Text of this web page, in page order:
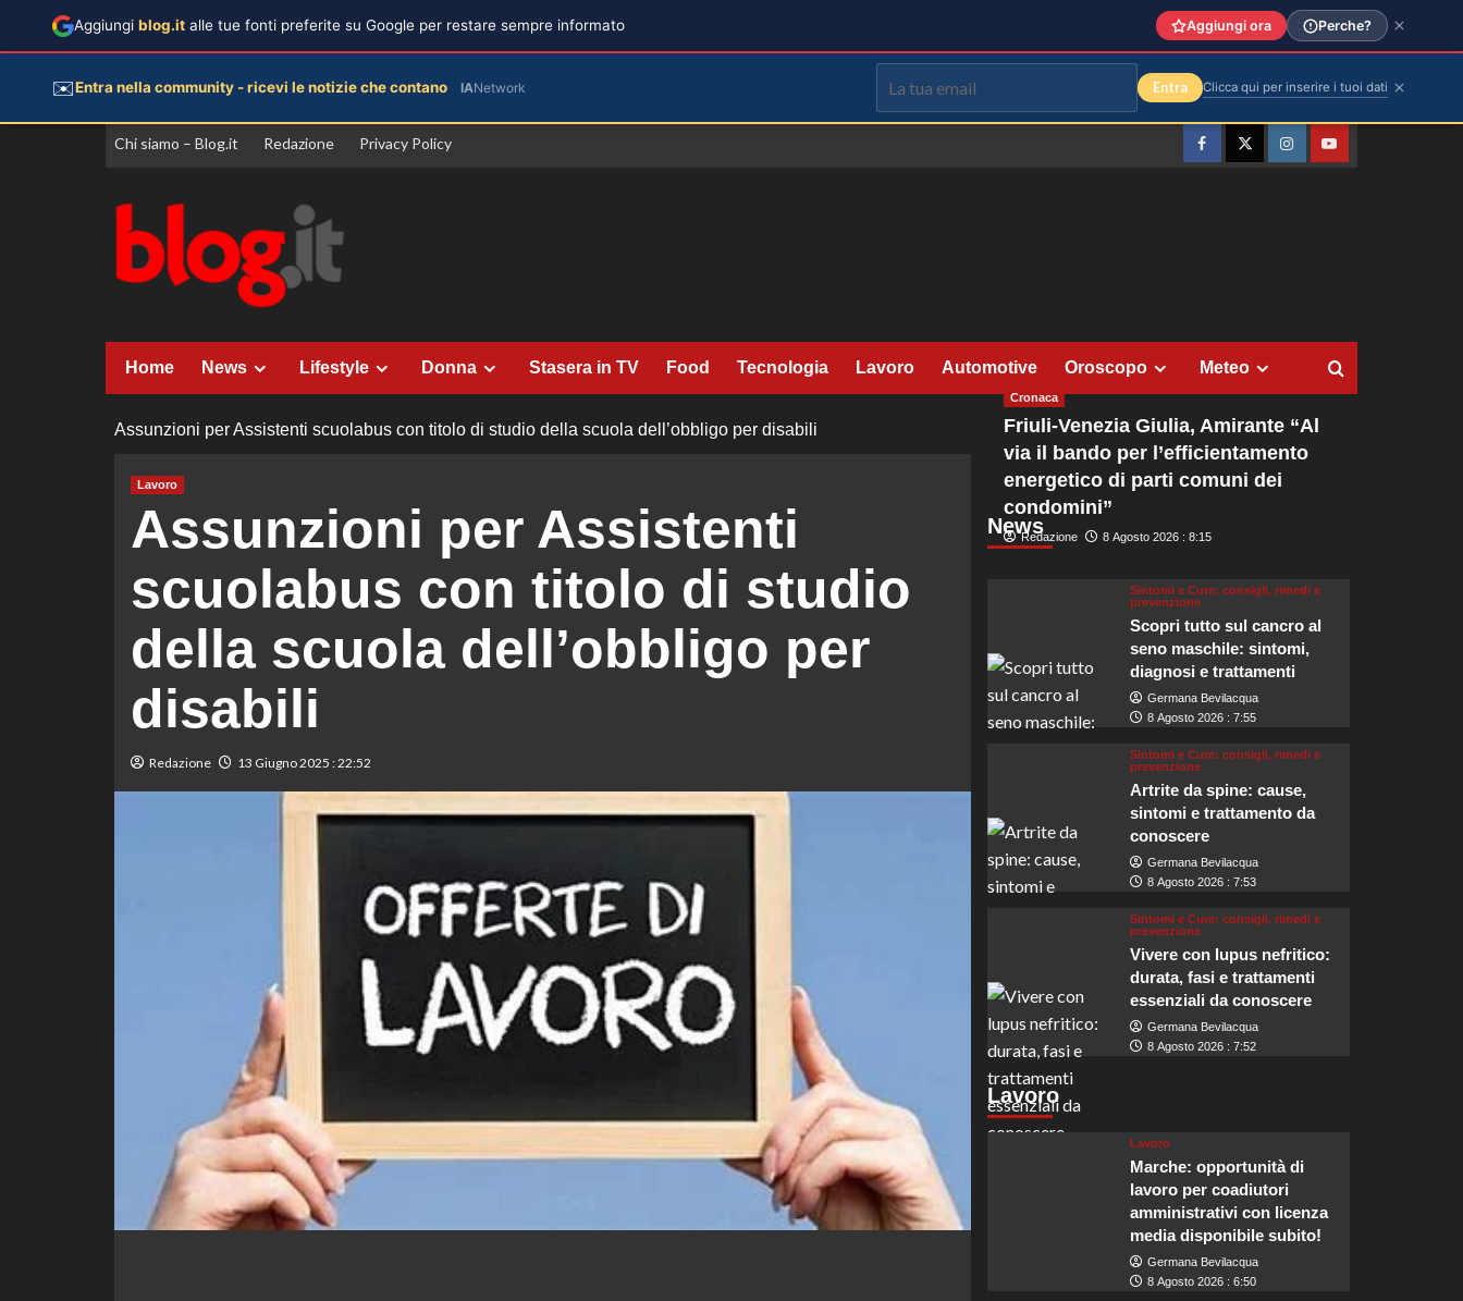
Vai
Chi siamo – Blog.it Redazione Privacy Policy
FacebookTwitterInstagramYouTube
Home News Lifestyle Donna Stasera in TV Food Tecnologia Lavoro Automotive Oroscopo Meteo
Assunzioni per Assistenti scuolabus con titolo di studio della scuola dell’obbligo per disabili
Lavoro
Assunzioni per Assistenti
scuolabus con titolo di studio
della scuola dell’obbligo per
disabili
Redazione 13 Giugno 2025 : 22:52
News
Cronaca
Friuli-Venezia Giulia, Amirante “Al
via il bando per l’efficientamento
energetico di parti comuni dei
condomini”
Redazione 8 Agosto 2026 : 8:15
Sintomi e Cure: consigli, rimedi e
prevenzione
Scopri tutto sul cancro al
seno maschile: sintomi,
diagnosi e trattamenti
Germana Bevilacqua
8 Agosto 2026 : 7:55
Sintomi e Cure: consigli, rimedi e
prevenzione
Artrite da spine: cause,
sintomi e trattamento da
conoscere
Germana Bevilacqua
8 Agosto 2026 : 7:53
Sintomi e Cure: consigli, rimedi e
prevenzione
Vivere con lupus nefritico:
durata, fasi e trattamenti
essenziali da conoscere
Germana Bevilacqua
8 Agosto 2026 : 7:52
Lavoro
Lavoro
Marche: opportunità di
lavoro per coadiutori
amministrativi con licenza
media disponibile subito!
Germana Bevilacqua
8 Agosto 2026 : 6:50
Aggiungi blog.it alle tue fonti preferite su Google per restare sempre informato Aggiungi ora Perche?
✉️Entra nella community - ricevi le notizie che contano IANetwork Entra Clicca qui per inserire i tuoi dati